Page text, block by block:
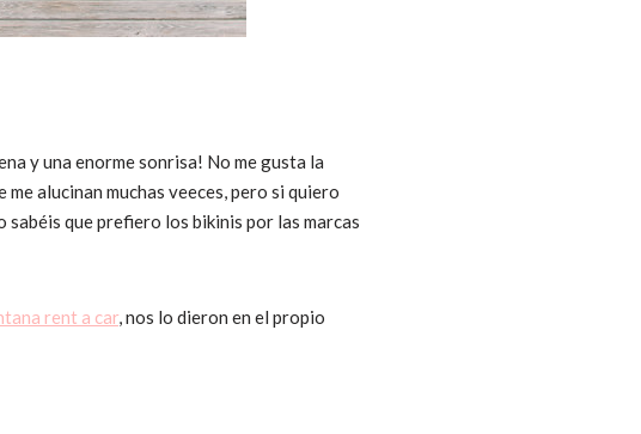
y una enorme sonrisa! No me gusta la
alucinan muchas veeces, pero si quiero
sabéis que prefiero los bikinis por las marcas
rent a car, nos lo dieron en el propio